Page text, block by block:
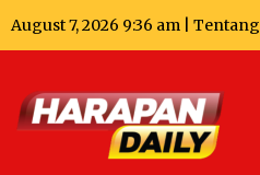
August 7, 2026 9:36 am | Tentang